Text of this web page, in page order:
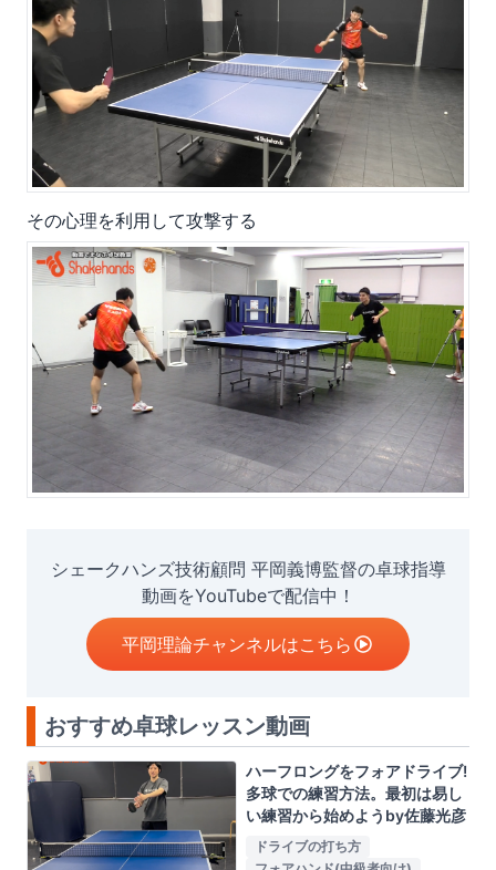
その心理を利用して攻撃する
シェークハンズ技術顧問 平岡義博監督の卓球指導
動画をYouTubeで配信中！
平岡理論チャンネルはこちら
おすすめ卓球レッスン動画
ハーフロングをフォアドライブ!
多球での練習方法。最初は易し
い練習から始めようby佐藤光彦
ドライブの打ち方